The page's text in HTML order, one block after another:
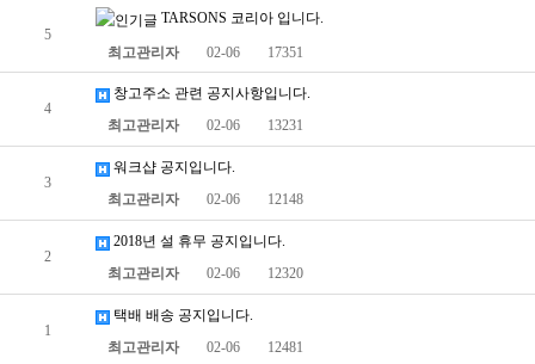
5
TARSONS 코리아 입니다.
최고관리자 02-06 17351
4
창고주소 관련 공지사항입니다.
최고관리자
02-06 13231
3
워크샵 공지입니다.
최고관리자
02-06 12148
2
2018년 설 휴무 공지입니다.
최고관리자
02-06 12320
1
택배 배송 공지입니다.
최고관리자
02-06 12481